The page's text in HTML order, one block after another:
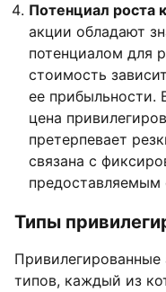
Потенциал роста
акции обладают
потенциалом для
стоимость
ее прибыльности.
цена
претерпевает
связана с
предоставляемым
Типы
типов, каждый из